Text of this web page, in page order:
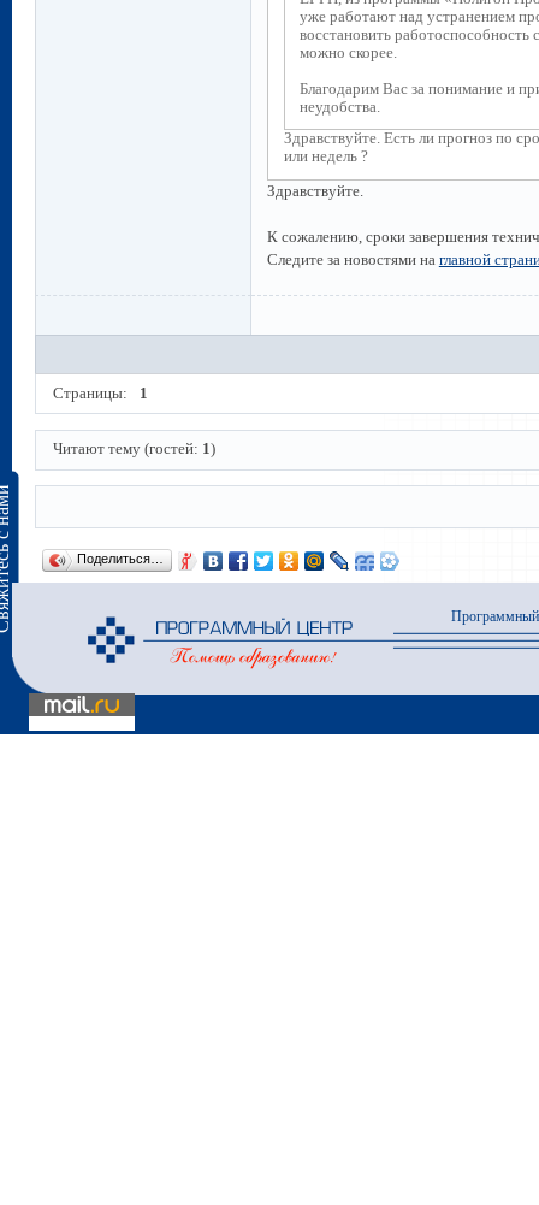
нами
уже работают над устранением
восстановить работоспособность
можно скорее.
Благодарим Вас за понимание и
неудобства.
Здравствуйте. Есть ли прогноз по
или недель ?
Здравствуйте.
К сожалению, сроки завершения
Следите за новостями на главной
Страницы: 1
Читают тему (гостей: 1)
Поделиться…